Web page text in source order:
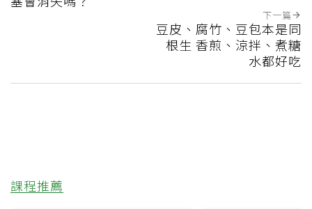
下一篇
豆皮、腐竹、豆包本是同
根生 香煎、涼拌、煮糖
水都好吃
課程推薦